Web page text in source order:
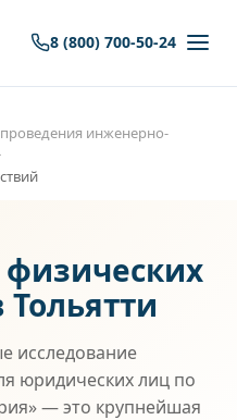
8 (800) 700-50-24
инженерно-
исследование
юридических лиц по
— это крупнейшая